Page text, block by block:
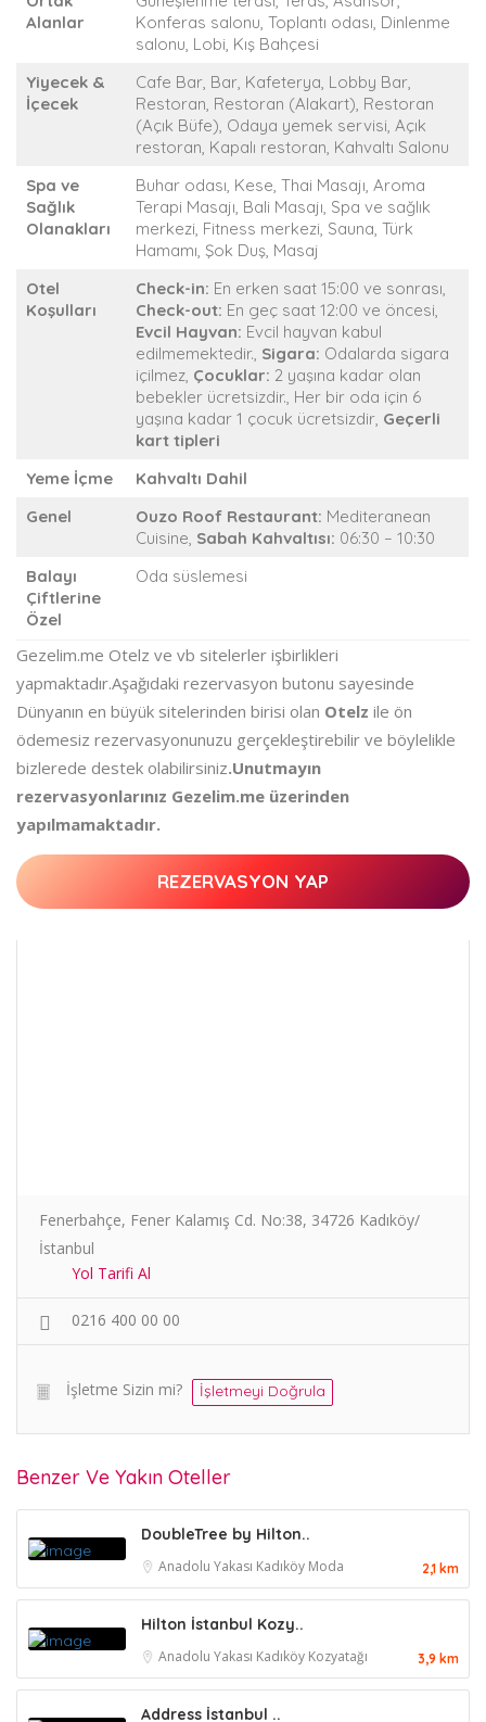
Alanlar
Konferas salonu, Toplantı odası, Dinlenme
salonu, Lobi, Kış Bahçesi
Yiyecek &
İçecek
Cafe Bar, Bar, Kafeterya, Lobby Bar,
Restoran, Restoran (Alakart), Restoran
(Açık Büfe), Odaya yemek servisi, Açık
restoran, Kapalı restoran, Kahvaltı Salonu
Spa ve
Sağlık
Olanakları
Buhar odası, Kese, Thai Masajı, Aroma
Terapi Masajı, Bali Masajı, Spa ve sağlık
merkezi, Fitness merkezi, Sauna, Türk
Hamamı, Şok Duş, Masaj
Otel
Koşulları
Check-in: En erken saat 15:00 ve sonrası,
Check-out: En geç saat 12:00 ve öncesi,
Evcil Hayvan: Evcil hayvan kabul
edilmemektedir., Sigara: Odalarda sigara
içilmez, Çocuklar: 2 yaşına kadar olan
bebekler ücretsizdir., Her bir oda için 6
yaşına kadar 1 çocuk ücretsizdir, Geçerli
kart tipleri
Yeme İçme
Kahvaltı Dahil
Genel
Ouzo Roof Restaurant: Mediteranean
Cuisine, Sabah Kahvaltısı: 06:30 – 10:30
Balayı
Çiftlerine
Özel
Oda süslemesi
Gezelim.me Otelz ve vb sitelerler işbirlikleri
yapmaktadır.Aşağıdaki rezervasyon butonu sayesinde
Dünyanın en büyük sitelerinden birisi olan Otelz ile ön
ödemesiz rezervasyonunuzu gerçekleştirebilir ve böylelikle
bizlerede destek olabilirsiniz.Unutmayın
rezervasyonlarınız Gezelim.me üzerinden
yapılmamaktadır.
REZERVASYON YAP
Fenerbahçe, Fener Kalamış Cd. No:38, 34726 Kadıköy/
İstanbul
Yol Tarifi Al
0216 400 00 00
İşletme Sizin mi? İşletmeyi Doğrula
Benzer Ve Yakın Oteller
DoubleTree by Hilton..
Anadolu Yakası Kadıköy Moda 2,1 km
Hilton İstanbul Kozy..
Anadolu Yakası Kadıköy Kozyatağı 3,9 km
Address İstanbul ..